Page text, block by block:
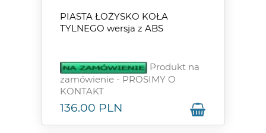
PIASTA ŁOŻYSKO KOŁA
TYLNEGO wersja z ABS
Produkt na
zamówienie - PROSIMY O
KONTAKT
136.00 PLN